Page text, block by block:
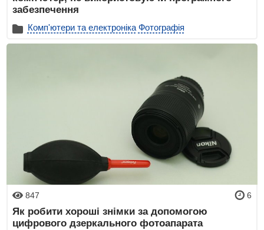
забезпечення
Комп'ютери та електроніка Фотографія
847 6
Як робити хороші знімки за допомогою
цифрового дзеркального фотоапарата